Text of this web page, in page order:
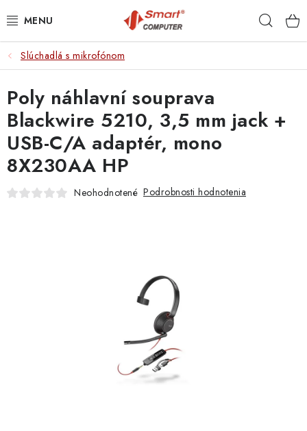
na
NOTEBOOKY
MOBILNÉ ZARIADENIA
PC A KOMPONENTY
PERIFÉRIE
TLAČIARNE
Slúchadlá s mikrofónom
Poly náhlavní souprava
Blackwire 5210, 3,5 mm jack +
USB-C/A adaptér, mono
8X230AA HP
Neohodnotené Podrobnosti hodnotenia